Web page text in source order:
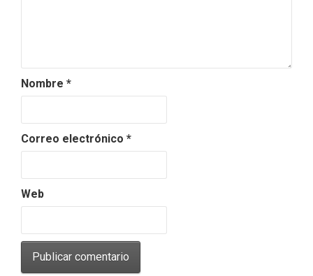
Nombre *
Correo electrónico *
Web